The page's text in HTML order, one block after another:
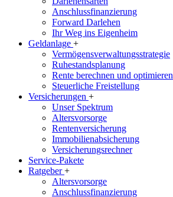
Anschlussfinanzierung
Forward Darlehen
Ihr Weg ins Eigenheim
Geldanlage +
Vermögensverwaltungsstrategie
Ruhestandsplanung
Rente berechnen und optimieren
Steuerliche Freistellung
Versicherungen +
Unser Spektrum
Altersvorsorge
Rentenversicherung
Immobilienabsicherung
Versicherungsrechner
Service-Pakete
Ratgeber+
Altersvorsorge
Anschlussfinanzierung